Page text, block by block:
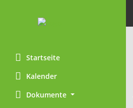
Startseite
Kalender
Dokumente